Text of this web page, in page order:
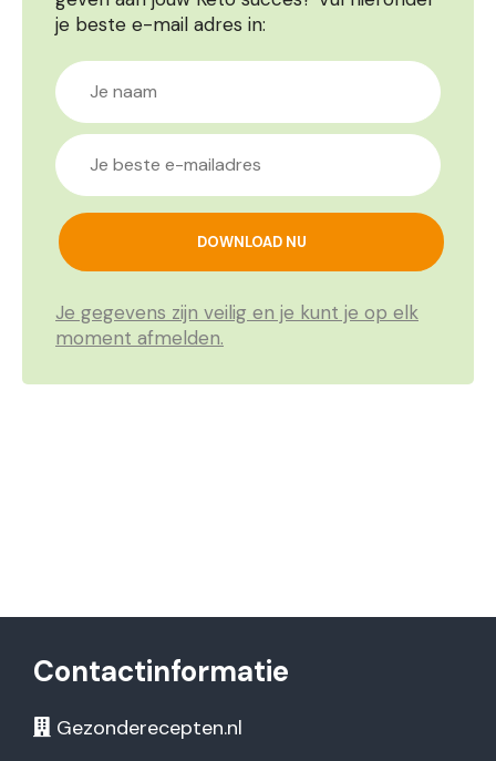
je beste e-mail adres in:
Je gegevens zijn veilig en je kunt je op elk
moment afmelden.
Contactinformatie
Gezonderecepten.nl